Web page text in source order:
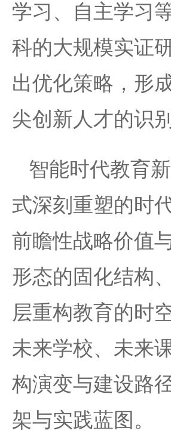
学习、自主学习
科的大规模实证
出优化策略，形
尖创新人才的识
智能时代教育
式深刻重塑的时
前瞻性战略价值
形态的固化结构
层重构教育的时
未来学校、未来
构演变与建设路
架与实践蓝图。